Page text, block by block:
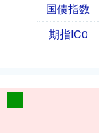
国债指数
期指IC0